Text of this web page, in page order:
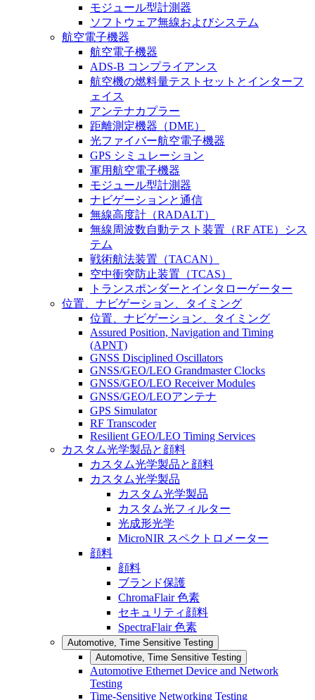
モジュール型計測器
ソフトウェア無線およびシステム
航空電子機器
航空電子機器
ADS-B コンプライアンス
航空機の燃料量テストセットとインターフ
ェイス
アンテナカプラー
距離測定機器（DME）
光ファイバー航空電子機器
GPS シミュレーション
軍用航空電子機器
モジュール型計測器
ナビゲーションと通信
無線高度計（RADALT）
無線周波数自動テスト装置（RF ATE）シス
テム
戦術航法装置（TACAN）
空中衝突防止装置（TCAS）
トランスポンダーとインタローゲーター
位置、ナビゲーション、タイミング
位置、ナビゲーション、タイミング
Assured Position, Navigation and Timing
(APNT)
GNSS Disciplined Oscillators
GNSS/GEO/LEO Grandmaster Clocks
GNSS/GEO/LEO Receiver Modules
GNSS/GEO/LEOアンテナ
GPS Simulator
RF Transcoder
Resilient GEO/LEO Timing Services
カスタム光学製品と顔料
カスタム光学製品と顔料
カスタム光学製品
カスタム光学製品
カスタム光フィルター
光成形光学
MicroNIR スペクトロメーター
顔料
顔料
ブランド保護
ChromaFlair 色素
セキュリティ顔料
SpectraFlair 色素
Automotive, Time Sensitive Testing
Automotive, Time Sensitive Testing
Automotive Ethernet Device and Network
Testing
Time-Sensitive Networking Testing